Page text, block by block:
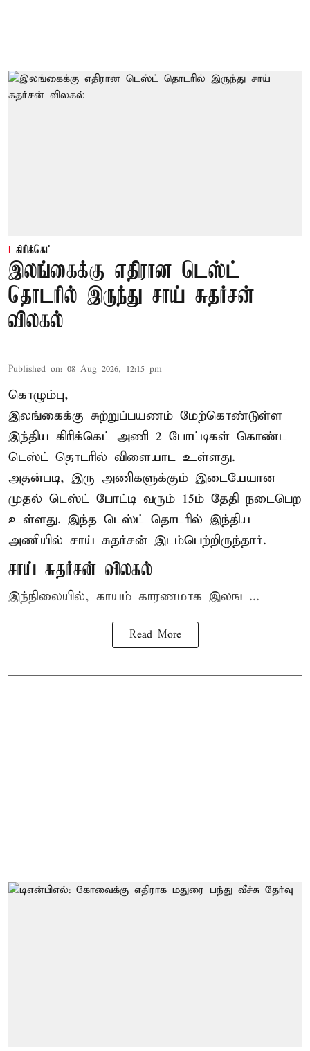
கிரிக்கெட்
இலங்கைக்கு எதிரான டெஸ்ட்
தொடரில் இருந்து சாய் சுதர்சன்
விலகல்
Published on: 08 Aug 2026, 12:15 pm
கொழும்பு,
இலங்கைக்கு சுற்றுப்பயணம் மேற்கொண்டுள்ள
இந்திய கிரிக்கெட் அணி 2 போட்டிகள் கொண்ட
டெஸ்ட் தொடரில் விளையாட உள்ளது.
அதன்படி, இரு அணிகளுக்கும் இடையேயான
முதல் டெஸ்ட் போட்டி வரும் 15ம் தேதி நடைபெற
உள்ளது. இந்த டெஸ்ட் தொடரில் இந்திய
அணியில் சாய் சுதர்சன் இடம்பெற்றிருந்தார்.
சாய் சுதர்சன் விலகல்
இந்நிலையில், காயம் காரணமாக இலங ...
Read More